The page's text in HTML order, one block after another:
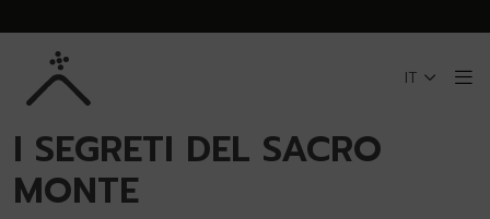
IT
TORNA AL SACRO MONTE DI CREA
I SEGRETI DEL SACRO
MONTE